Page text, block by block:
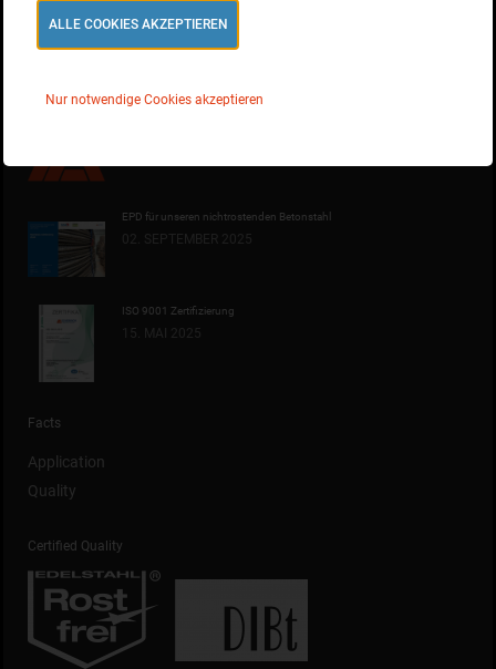
News
EPD für unseren nichtrostenden Betonstahl
ISO 9001 Zertifizierung
Facts
Application
Quality
Certified Quality
ALLE COOKIES AKZEPTIEREN
Nur notwendige Cookies akzeptieren